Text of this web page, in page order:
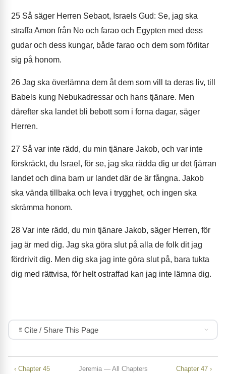
25 Så säger Herren Sebaot, Israels Gud: Se, jag ska
straffa Amon från No och farao och Egypten med dess
gudar och dess kungar, både farao och dem som förlitar
sig på honom.
26 Jag ska överlämna dem åt dem som vill ta deras liv, till
Babels kung Nebukadressar och hans tjänare. Men
därefter ska landet bli bebott som i forna dagar, säger
Herren.
27 Så var inte rädd, du min tjänare Jakob, och var inte
förskräckt, du Israel, för se, jag ska rädda dig ur det fjärran
landet och dina barn ur landet där de är fångna. Jakob
ska vända tillbaka och leva i trygghet, och ingen ska
skrämma honom.
28 Var inte rädd, du min tjänare Jakob, säger Herren, för
jag är med dig. Jag ska göra slut på alla de folk dit jag
fördrivit dig. Men dig ska jag inte göra slut på, bara tukta
dig med rättvisa, för helt ostraffad kan jag inte lämna dig.
Cite / Share This Page
‹ Chapter 45 Jeremia — All Chapters Chapter 47 ›